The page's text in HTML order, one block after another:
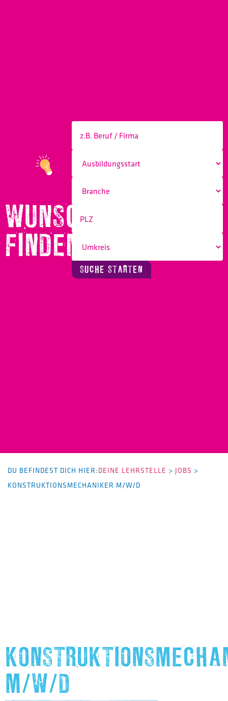
WUNSCHBERUF
FINDEN!
SUCHE STARTEN
DU BEFINDEST DICH HIER:DEINE LEHRSTELLE > JOBS >
KONSTRUKTIONSMECHANIKER M/W/D
M/W/D